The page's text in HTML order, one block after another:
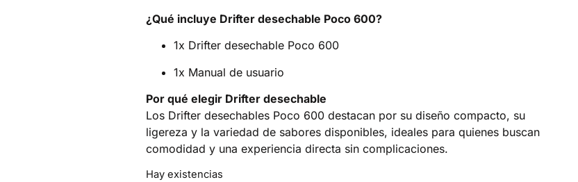
¿Qué incluye Drifter desechable Poco 600?
1x Drifter desechable Poco 600
1x Manual de usuario
Por qué elegir Drifter desechable
Los Drifter desechables Poco 600 destacan por su diseño compacto, su
ligereza y la variedad de sabores disponibles, ideales para quienes buscan
comodidad y una experiencia directa sin complicaciones.
Hay existencias